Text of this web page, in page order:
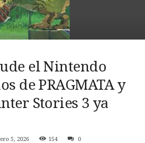
el Nintendo
de PRAGMATA y
Stories 3 ya
5, 2026 154 0